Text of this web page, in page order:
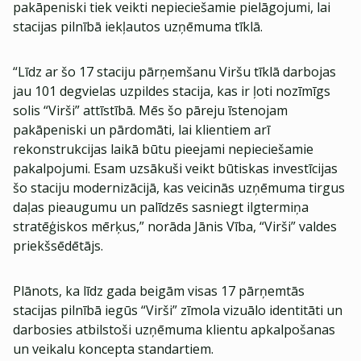
pakāpeniski tiek veikti nepieciešamie pielāgojumi, lai
stacijas pilnībā iekļautos uzņēmuma tīklā.
“Līdz ar šo 17 staciju pārņemšanu Viršu tīklā darbojas
jau 101 degvielas uzpildes stacija, kas ir ļoti nozīmīgs
solis “Virši” attīstībā. Mēs šo pāreju īstenojam
pakāpeniski un pārdomāti, lai klientiem arī
rekonstrukcijas laikā būtu pieejami nepieciešamie
pakalpojumi. Esam uzsākuši veikt būtiskas investīcijas
šo staciju modernizācijā, kas veicinās uzņēmuma tirgus
daļas pieaugumu un palīdzēs sasniegt ilgtermiņa
stratēģiskos mērķus,” norāda Jānis Vība, “Virši” valdes
priekšsēdētājs.
Plānots, ka līdz gada beigām visas 17 pārņemtās
stacijas pilnībā iegūs “Virši” zīmola vizuālo identitāti un
darbosies atbilstoši uzņēmuma klientu apkalpošanas
un veikalu koncepta standartiem.